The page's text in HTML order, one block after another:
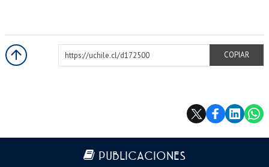
https://uchile.cl/d172500
COPIAR
Más información
PUBLICACIONES